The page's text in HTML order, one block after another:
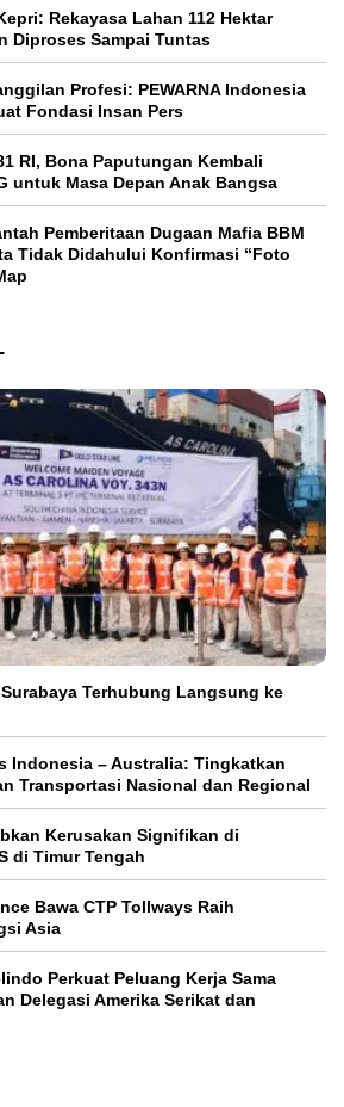
Rekayasa Lahan 112 Hektar
Diproses Sampai Tuntas
Profesi: PEWARNA Indonesia
Fondasi Insan Pers
RI, Bona Paputungan Kembali
untuk Masa Depan Anak Bangsa
Pemberitaan Dugaan Mafia BBM
Tidak Didahului Konfirmasi “Foto
Terhubung Langsung ke
Indonesia – Australia: Tingkatkan
Transportasi Nasional dan Regional
Kerusakan Signifikan di
di Timur Tengah
Bawa CTP Tollways Raih
Asia
Perkuat Peluang Kerja Sama
Delegasi Amerika Serikat dan